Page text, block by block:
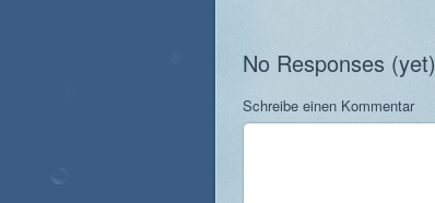
No Responses (yet)
Schreibe einen Kommentar